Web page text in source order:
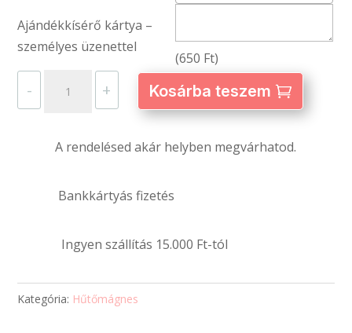
Ajándékkísérő kártya –
személyes üzenettel
(650 Ft)
-
mennyiség
+ Kosárba teszem
A rendelésed akár helyben megvárhatod.
Bankkártyás fizetés
Ingyen szállítás 15.000 Ft-tól
Kategória: Hűtőmágnes